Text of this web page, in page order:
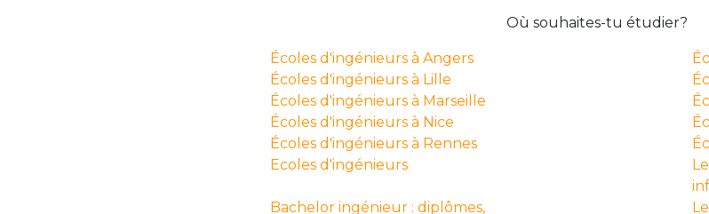
Où souhaites-tu étudier?
Écoles d'ingénieurs à Angers
Écoles d'ingénieurs à Lille
Écoles d'ingénieurs à Marseille
Écoles d'ingénieurs à Nice
Écoles d'ingénieurs à Rennes
Ecoles d'ingénieurs
Bachelor ingénieur : diplômes,